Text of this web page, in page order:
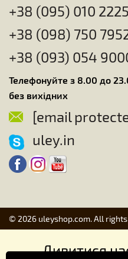
+38 (095) 010 2225
+38 (098) 750
+38 (093) 054
Телефонуйте з 8.00 до
без вихідних
[email
uley.in
© 2026 uleyshop.com. All
Дивитися